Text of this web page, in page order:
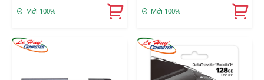
Mới 100% Mới 100%